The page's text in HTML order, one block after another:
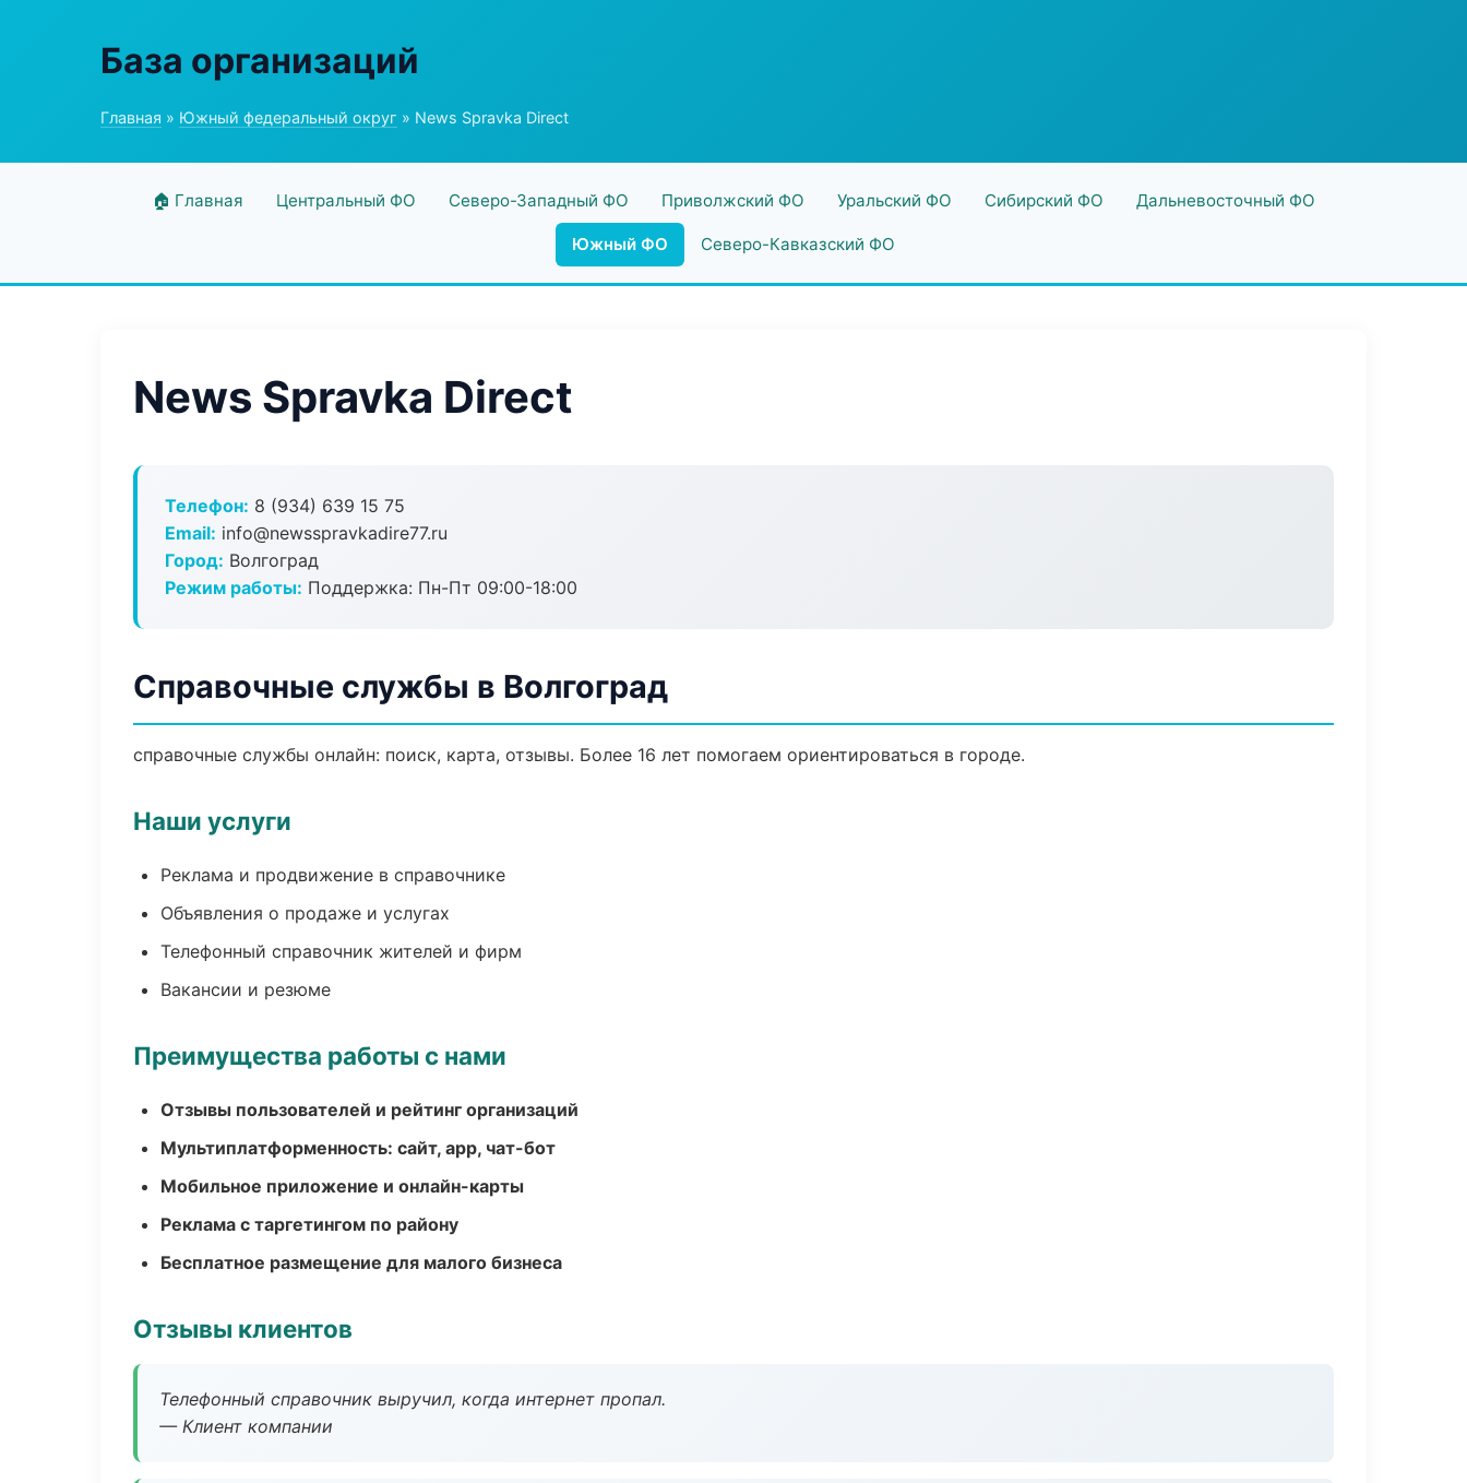
База организаций
Главная » Южный федеральный округ » News Spravka Direct
🏠 Главная Центральный ФО Северо-Западный ФО Приволжский ФО Уральский ФО Сибирский ФО Дальневосточный ФО
Южный ФО Северо-Кавказский ФО
News Spravka Direct
Телефон: 8 (934) 639 15 75
Email: info@newsspravkadire77.ru
Город: Волгоград
Режим работы: Поддержка: Пн-Пт 09:00-18:00
Справочные службы в Волгоград
справочные службы онлайн: поиск, карта, отзывы. Более 16 лет помогаем ориентироваться в городе.
Наши услуги
Реклама и продвижение в справочнике
Объявления о продаже и услугах
Телефонный справочник жителей и фирм
Вакансии и резюме
Преимущества работы с нами
Отзывы пользователей и рейтинг организаций
Мультиплатформенность: сайт, app, чат-бот
Мобильное приложение и онлайн-карты
Реклама с таргетингом по району
Бесплатное размещение для малого бизнеса
Отзывы клиентов
Телефонный справочник выручил, когда интернет пропал.
— Клиент компании